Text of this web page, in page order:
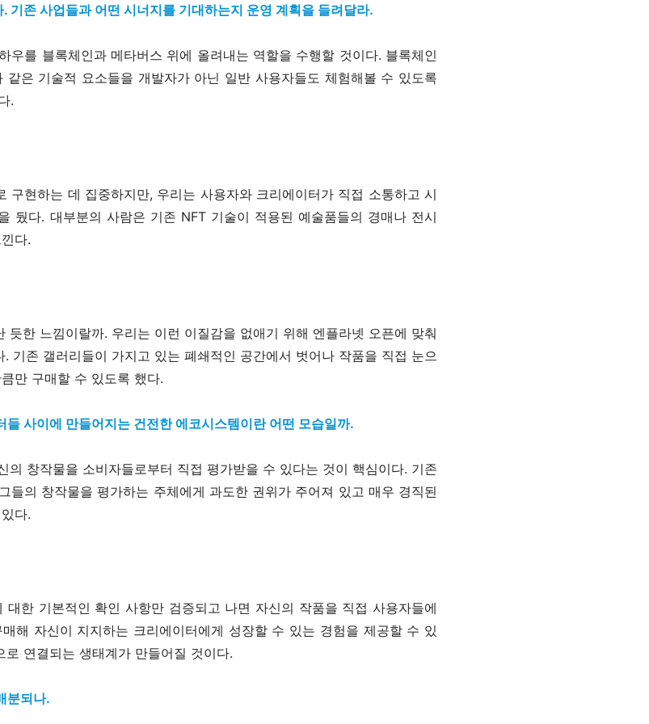
기존 사업들과 어떤 시너지를 기대하는지 운영 계획을 들려달라.
우를 블록체인과 메타버스 위에 올려내는 역할을 수행할 것이다. 블록체인
은 기술적 요소들을 개발자가 아닌 일반 사용자들도 체험해볼 수 있도록
.
구현하는 데 집중하지만, 우리는 사용자와 크리에이터가 직접 소통하고 시
뒀다. 대부분의 사람은 기존 NFT 기술이 적용된 예술품들의 경매나 전시
다.
듯한 느낌이랄까. 우리는 이런 이질감을 없애기 위해 엔플라넷 오픈에 맞춰
기존 갤러리들이 가지고 있는 폐쇄적인 공간에서 벗어나 작품을 직접 눈으
만 구매할 수 있도록 했다.
사이에 만들어지는 건전한 에코시스템이란 어떤 모습일까.
의 창작물을 소비자들로부터 직접 평가받을 수 있다는 것이 핵심이다. 기존
들의 창작물을 평가하는 주체에게 과도한 권위가 주어져 있고 매우 경직된
다.
대한 기본적인 확인 사항만 검증되고 나면 자신의 작품을 직접 사용자들에
해 자신이 지지하는 크리에이터에게 성장할 수 있는 경험을 제공할 수 있
연결되는 생태계가 만들어질 것이다.
분되나.